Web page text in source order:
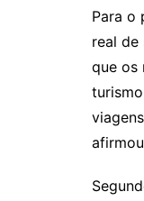
Para o
real de
que os